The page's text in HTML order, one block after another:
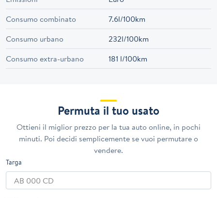
Consumo combinato
7.6l/100km
Consumo urbano
232l/100km
Consumo extra-urbano
181 l/100km
Permuta il tuo usato
Ottieni il miglior prezzo per la tua auto online, in pochi
minuti. Poi decidi semplicemente se vuoi permutare o
vendere.
Targa